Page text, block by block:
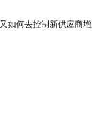
何去控制新供应商